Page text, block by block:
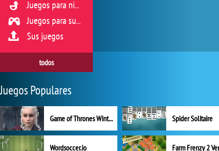
Juegos para niños
Juegos para sus reflejos
Sus juegos
todos
Juegos Populares
Game of Thrones Winter is Coming Spider Solitaire
Wordsoccer.io